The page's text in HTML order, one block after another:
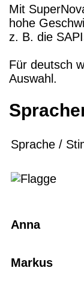
Mit
hohe
z. B. die
Für deutsch
Auswahl.
Sprache /
Anna
Markus